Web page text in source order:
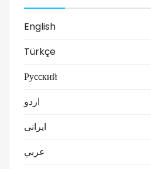
English
Türkçe
Русский
اردو
ایرانی
عربي